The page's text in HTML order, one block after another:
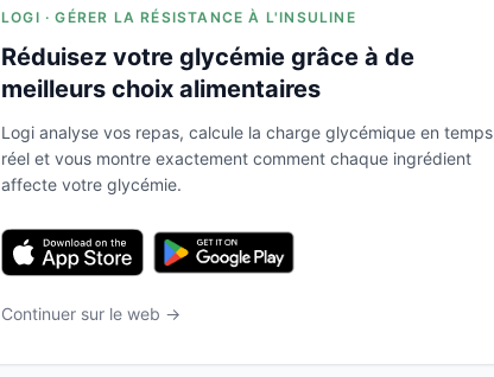
LOGI · GÉRER LA RÉSISTANCE À L'INSULINE
Réduisez votre glycémie grâce à de
meilleurs choix alimentaires
Logi analyse vos repas, calcule la charge glycémique en temps
réel et vous montre exactement comment chaque ingrédient
affecte votre glycémie.
Continuer sur le web →